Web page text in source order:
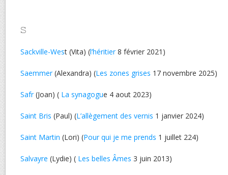
S
Sackville-West (Vita) (l’héritier8 février 2021)
Saemmer(Alexandra) (Les zones grises 17 novembre 2025)
Safr(Joan) ( La synagogue 4 aout 2023)
Saint Bris (Paul) (L’allègement des vernis 1 janvier 2024)
Saint Martin (Lori) (Pour qui je me prends 1 juillet 224)
Salvayre (Lydie) ( Les belles Âmes 3 juin 2013)